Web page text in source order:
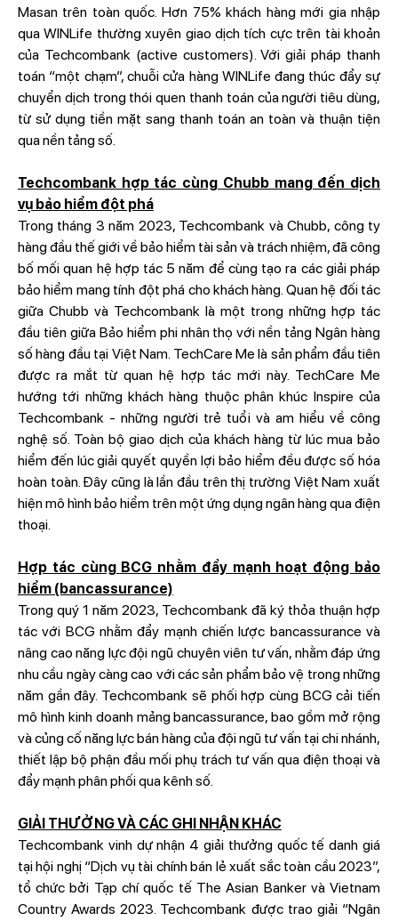
Masan trên toàn quốc. Hơn 75% khách hàng mới gia nhập
qua WINLife thường xuyên giao dịch tích cực trên tài khoản
của Techcombank (active customers). Với giải pháp thanh
toán “một chạm”, chuỗi cửa hàng WINLife đang thúc đẩy sự
chuyển dịch trong thói quen thanh toán của người tiêu dùng,
từ sử dụng tiền mặt sang thanh toán an toàn và thuận tiện
qua nền tảng số.
Techcombank hợp tác cùng Chubb mang đến dịch
vụ bảo hiểm đột phá
Trong tháng 3 năm 2023, Techcombank và Chubb, công ty
hàng đầu thế giới về bảo hiểm tài sản và trách nhiệm, đã công
bố mối quan hệ hợp tác 5 năm để cùng tạo ra các giải pháp
bảo hiểm mang tính đột phá cho khách hàng. Quan hệ đối tác
giữa Chubb và Techcombank là một trong những hợp tác
đầu tiên giữa Bảo hiểm phi nhân thọ với nền tảng Ngân hàng
số hàng đầu tại Việt Nam. TechCare Me là sản phẩm đầu tiên
được ra mắt từ quan hệ hợp tác mới này. TechCare Me
hướng tới những khách hàng thuộc phân khúc Inspire của
Techcombank - những người trẻ tuổi và am hiểu về công
nghệ số. Toàn bộ giao dịch của khách hàng từ lúc mua bảo
hiểm đến lúc giải quyết quyền lợi bảo hiểm đều được số hóa
hoàn toàn. Đây cũng là lần đầu trên thị trường Việt Nam xuất
hiện mô hình bảo hiểm trên một ứng dụng ngân hàng qua điện
thoại.
Hợp tác cùng BCG nhằm đẩy mạnh hoạt động bảo
hiểm (bancassurance)
Trong quý 1 năm 2023, Techcombank đã ký thỏa thuận hợp
tác với BCG nhằm đẩy mạnh chiến lược bancassurance và
nâng cao năng lực đội ngũ chuyên viên tư vấn, nhằm đáp ứng
nhu cầu ngày càng cao với các sản phẩm bảo vệ trong những
năm gần đây. Techcombank sẽ phối hợp cùng BCG cải tiến
mô hình kinh doanh mảng bancassurance, bao gồm mở rộng
và củng cố năng lực bán hàng của đội ngũ tư vấn tại chi nhánh,
thiết lập bộ phận đầu mối phụ trách tư vấn qua điện thoại và
đẩy mạnh phân phối qua kênh số.
GIẢI THƯỞNG VÀ CÁC GHI NHẬN KHÁC
Techcombank vinh dự nhận 4 giải thưởng quốc tế danh giá
tại hội nghị “Dịch vụ tài chính bán lẻ xuất sắc toàn cầu 2023”,
tổ chức bởi Tạp chí quốc tế The Asian Banker và Vietnam
Country Awards 2023. Techcombank được trao giải “Ngân